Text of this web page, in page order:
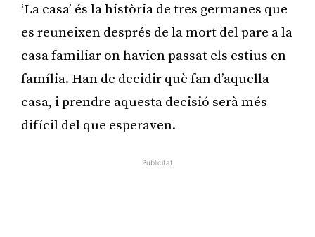
‘La casa’ és la història de tres germanes que
es reuneixen després de la mort del pare a la
casa familiar on havien passat els estius en
família. Han de decidir què fan d’aquella
casa, i prendre aquesta decisió serà més
difícil del que esperaven.
Publicitat